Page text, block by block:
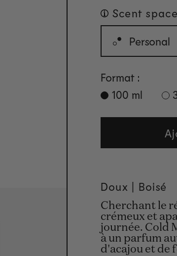
Scent
Personal
Format :
100 ml
Doux | Boisé
Cherchant le
crémeux et
journée. Cold
à un parfum
d'acajou et de